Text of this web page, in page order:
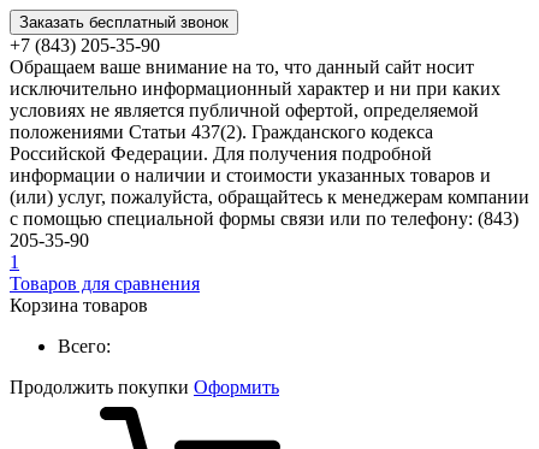
Заказать бесплатный звонок
+7 (843) 205-35-90
Обращаем ваше внимание на то, что данный сайт носит
исключительно информационный характер и ни при каких
условиях не является публичной офертой, определяемой
положениями Статьи 437(2). Гражданского кодекса
Российской Федерации. Для получения подробной
информации о наличии и стоимости указанных товаров и
(или) услуг, пожалуйста, обращайтесь к менеджерам компании
с помощью специальной формы связи или по телефону: (843)
205-35-90
1
Товаров для сравнения
Корзина товаров
Всего:
Продолжить покупки Оформить